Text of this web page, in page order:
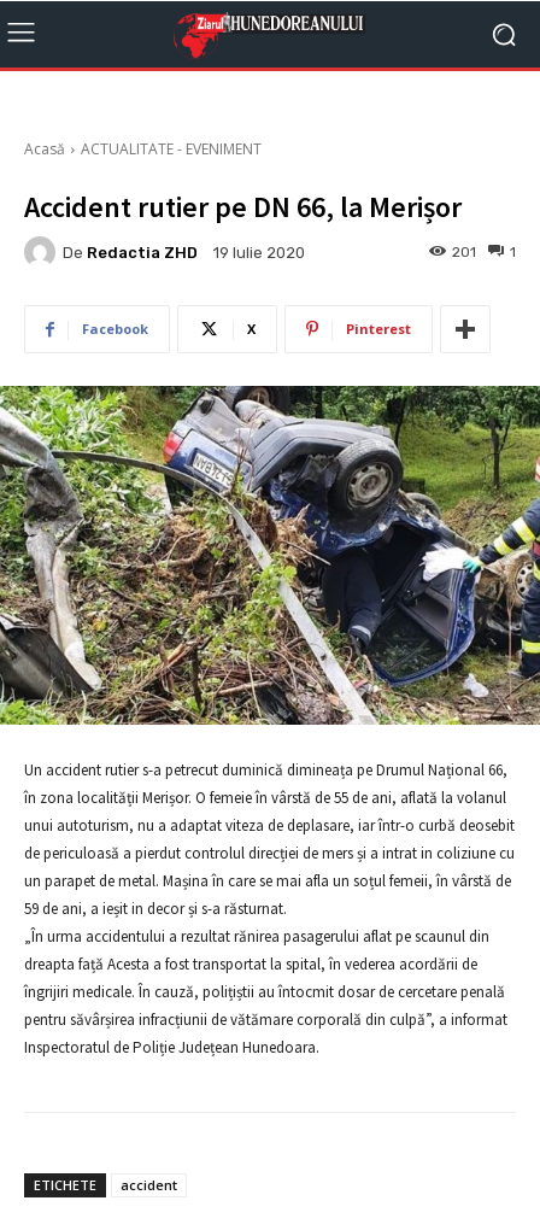
Acasă ACTUALITATE - EVENIMENT
Accident rutier pe DN 66, la Merișor
De Redactia ZHD 19 Iulie 2020 1
201
Facebook X Pinterest
Un accident rutier s-a petrecut duminică dimineața pe Drumul Național 66,
în zona localității Merișor. O femeie în vârstă de 55 de ani, aflată la volanul
unui autoturism, nu a adaptat viteza de deplasare, iar într-o curbă deosebit
de periculoasă a pierdut controlul direcției de mers și a intrat in coliziune cu
un parapet de metal. Mașina în care se mai afla un soțul femeii, în vârstă de
59 de ani, a ieșit in decor și s-a răsturnat.
„În urma accidentului a rezultat rănirea pasagerului aflat pe scaunul din
dreapta față Acesta a fost transportat la spital, în vederea acordării de
îngrijiri medicale. În cauză, polițiștii au întocmit dosar de cercetare penală
pentru săvârșirea infracțiunii de vătămare corporală din culpă”, a informat
Inspectoratul de Poliție Județean Hunedoara.
ETICHETE accident